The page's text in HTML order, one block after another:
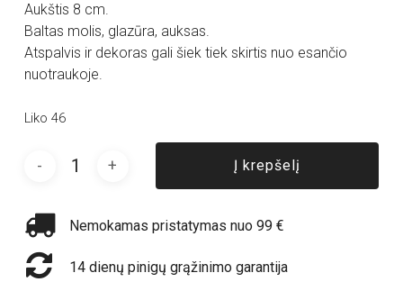
Aukštis 8 cm.
Baltas molis, glazūra, auksas.
Atspalvis ir dekoras gali šiek tiek skirtis nuo esančio
nuotraukoje.
Liko 46
Į krepšelį
Nemokamas pristatymas nuo 99 €
14 dienų pinigų grąžinimo garantija